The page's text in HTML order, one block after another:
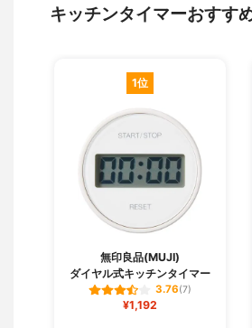
キッチンタイマーおすす
1位
無印良品(MUJI)
ダイヤル式キッチンタイマー
3.76(7)
¥1,192